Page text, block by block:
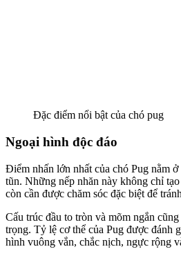
Đặc điểm nổi bật của chó pug
Ngoại hình độc đáo
Điểm nhấn lớn nhất của chó Pug nằm
tũn. Những nếp nhăn này không chỉ
còn cần được chăm sóc đặc biệt để
Cấu trúc đầu to tròn và mõm ngắn
trọng. Tỷ lệ cơ thể của Pug được đánh
hình vuông vắn, chắc nịch, ngực rộng